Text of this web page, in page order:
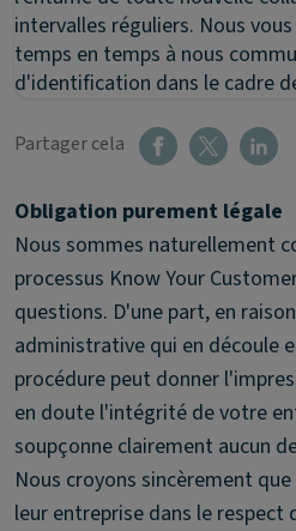
intervalles réguliers. Nous
temps en temps à nous
d'identification dans le cadre
Partager cela
Obligation purement légale
Nous sommes naturellement
processus Know Your
questions. D'une part, en
administrative qui en découle
procédure peut donner
en doute l'intégrité de votre
soupçonne clairement aucun
Nous croyons sincèrement
leur entreprise dans le respect